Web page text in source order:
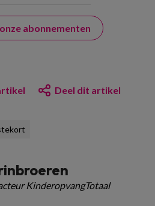
abonnementen
Deel dit artikel
KinderopvangTotaal